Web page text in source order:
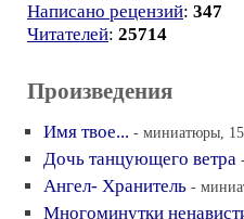
Написано рецензий: 347
Читателей: 25714
Произведения
Имя твое... - миниатюры,
Дочь танцующего ветра
Ангел- Хранитель -
Многоминутки